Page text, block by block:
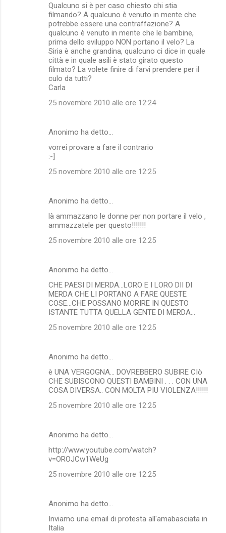
Qualcuno si è per caso chiesto chi stia
filmando? A qualcuno è venuto in mente che
potrebbe essere una contraffazione? A
qualcuno è venuto in mente che le bambine,
prima dello sviluppo NON portano il velo? La
Siria è anche grandina, qualcuno ci dice in quale
città e in quale asili è stato girato questo
filmato? La volete finire di farvi prendere per il
culo da tutti?
Carla
25 novembre 2010 alle ore 12:24
Anonimo ha detto…
vorrei provare a fare il contrario
:-]
25 novembre 2010 alle ore 12:25
Anonimo ha detto…
là ammazzano le donne per non portare il velo ,
ammazzatele per questo!!!!!!!
25 novembre 2010 alle ore 12:25
Anonimo ha detto…
CHE PAESI DI MERDA...LORO E I LORO DII DI
MERDA CHE LI PORTANO A FARE QUESTE
COSE...CHE POSSANO MORIRE IN QUESTO
ISTANTE TUTTA QUELLA GENTE DI MERDA...
25 novembre 2010 alle ore 12:25
Anonimo ha detto…
è UNA VERGOGNA... DOVREBBERO SUBIRE CIò
CHE SUBISCONO QUESTI BAMBINI . . . CON UNA
COSA DIVERSA.. CON MOLTA PIU VIOLENZA!!!!!!
25 novembre 2010 alle ore 12:25
Anonimo ha detto…
http://www.youtube.com/watch?
v=OROJCw1WeUg
25 novembre 2010 alle ore 12:25
Anonimo ha detto…
Inviamo una email di protesta all'amabasciata in
Italia